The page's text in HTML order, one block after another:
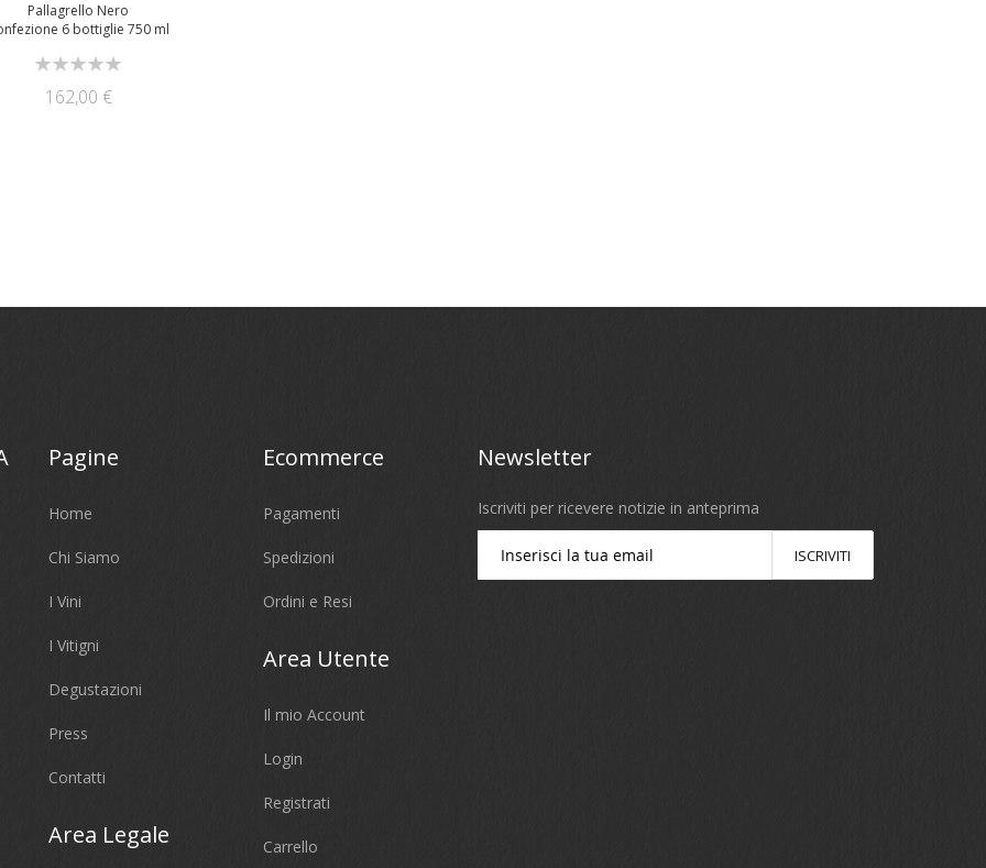
Pallagrello Nero
6 bottiglie 750 ml
Rating:
162,00 €
Pagine
Home
Chi Siamo
I Vini
I Vitigni
Degustazioni
Press
Contatti
Area Legale
Ecommerce
Pagamenti
Spedizioni
Ordini e Resi
Area Utente
Il mio Account
Login
Registrati
Carrello
Newsletter
Iscriviti per ricevere notizie in anteprima
ISCRIVITI